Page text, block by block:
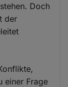
Doch
der
einer Frage